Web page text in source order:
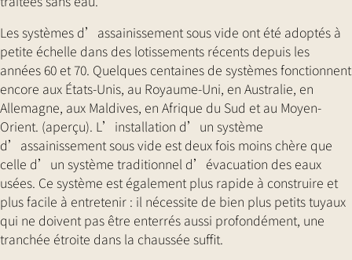
Les systèmes d’assainissement sous vide ont été adoptés à
petite échelle dans des lotissements récents depuis les
années 60 et 70. Quelques centaines de systèmes fonctionnent
encore aux États-Unis, au Royaume-Uni, en Australie, en
Allemagne, aux Maldives, en Afrique du Sud et au Moyen-
Orient. (aperçu). L’installation d’un système
d’assainissement sous vide est deux fois moins chère que
celle d’un système traditionnel d’évacuation des eaux
usées. Ce système est également plus rapide à construire et
plus facile à entretenir : il nécessite de bien plus petits tuyaux
qui ne doivent pas être enterrés aussi profondément, une
tranchée étroite dans la chaussée suffit.